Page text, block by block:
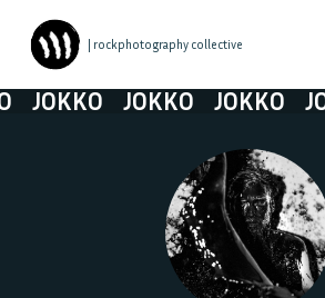
| rockphotography collective
JOKKO JOKKO JOKKO